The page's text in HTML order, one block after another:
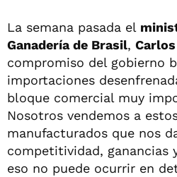
La semana pasada el
Ganadería de Brasil,
compromiso del gobierno
importaciones
bloque comercial muy
Nosotros vendemos a
manufacturados que nos
competitividad, ganancias
eso no puede ocurrir en